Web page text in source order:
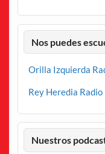
Nos puedes
Orilla Izquierda
Rey Heredia Radio
Nuestros